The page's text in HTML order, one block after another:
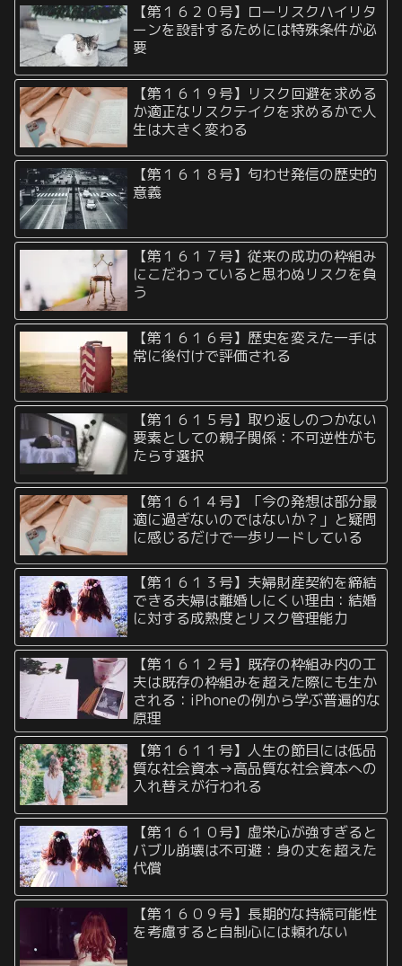
【第１６２０号】ローリスクハイリタ
ーンを設計するためには特殊条件が必
要
【第１６１９号】リスク回避を求める
か適正なリスクテイクを求めるかで人
生は大きく変わる
【第１６１８号】匂わせ発信の歴史的
意義
【第１６１７号】従来の成功の枠組み
にこだわっていると思わぬリスクを負
う
【第１６１６号】歴史を変えた一手は
常に後付けで評価される
【第１６１５号】取り返しのつかない
要素としての親子関係：不可逆性がも
たらす選択
【第１６１４号】「今の発想は部分最
適に過ぎないのではないか？」と疑問
に感じるだけで一歩リードしている
【第１６１３号】夫婦財産契約を締結
できる夫婦は離婚しにくい理由：結婚
に対する成熟度とリスク管理能力
【第１６１２号】既存の枠組み内の工
夫は既存の枠組みを超えた際にも生か
される：iPhoneの例から学ぶ普遍的な
原理
【第１６１１号】人生の節目には低品
質な社会資本→高品質な社会資本への
入れ替えが行われる
【第１６１０号】虚栄心が強すぎると
バブル崩壊は不可避：身の丈を超えた
代償
【第１６０９号】長期的な持続可能性
を考慮すると自制心には頼れない